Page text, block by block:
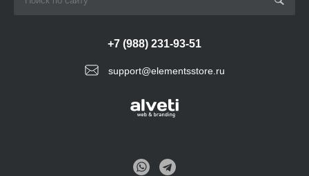
support@elementsstore.ru
+7 (988) 231-93-51